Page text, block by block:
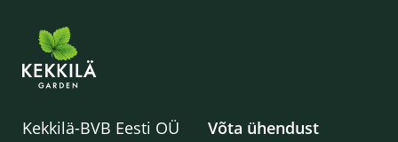
Kekkilä-BVB Eesti OÜ
Võta ühendust